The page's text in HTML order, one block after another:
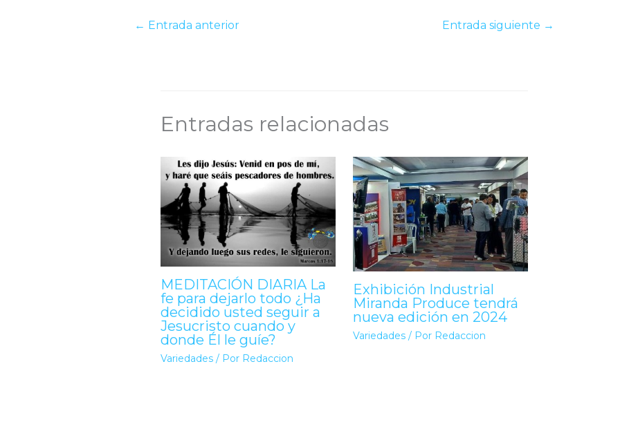
← Entrada anterior Entrada siguiente →
Entradas relacionadas
MEDITACIÓN DIARIA La
fe para dejarlo todo ¿Ha
decidido usted seguir a
Jesucristo cuando y
donde Él le guíe?
Variedades / Por Redaccion
Exhibición Industrial
Miranda Produce tendrá
nueva edición en 2024
Variedades / Por Redaccion